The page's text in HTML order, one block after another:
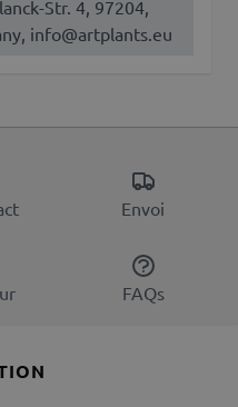
Str. 4, 97204,
info@artplants.eu
Envoi
FAQs